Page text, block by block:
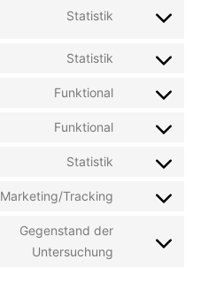
Statistik
Consent
service
atlassian-
servicedesk
Statistik
Consent
segment
Funktional
Consent
uncode
Funktional
Consent
wordpress
Statistik
Consent
google-
Marketing/Tracking
Consent
service
Gegenstand der
Untersuchung
Consent